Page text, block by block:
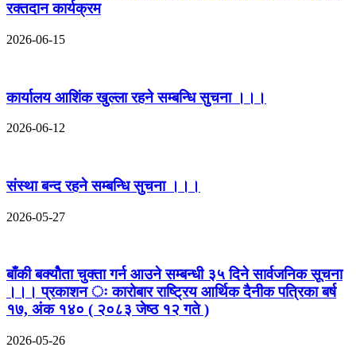
रक्तदान कार्यक्रम
2026-06-15
कार्यालय आशिंक खुल्ला रहने सम्बन्धि सुचना ।।।
2026-06-12
संस्था बन्द रहने सम्बन्धि सुचना ।।।
2026-05-27
बाँकी बक्योैता चुक्ता गर्न आउने सम्बन्धी ३५ दिने सार्वजनिक सूचना
।।। प्रकाशन ः कारोबार राष्ट्रिय आर्थिक दैनीक पत्रिका बर्ष
१७, अंक १४० ( २०८३ जेष्ठ १२ गते )
2026-05-26